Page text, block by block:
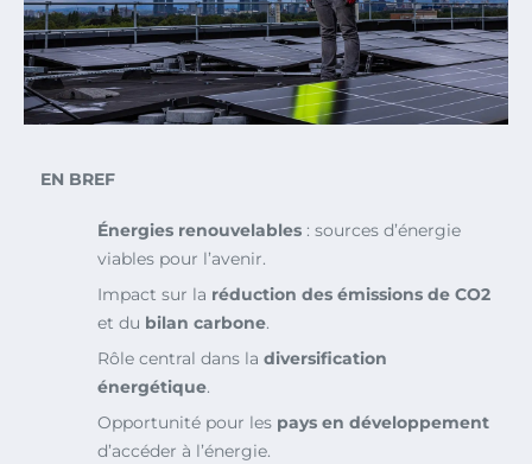
EN BREF
Énergies renouvelables : sources d’énergie
viables pour l’avenir.
Impact sur la réduction des émissions de CO2
et du bilan carbone.
Rôle central dans la diversification
énergétique.
Opportunité pour les pays en développement
d’accéder à l’énergie.